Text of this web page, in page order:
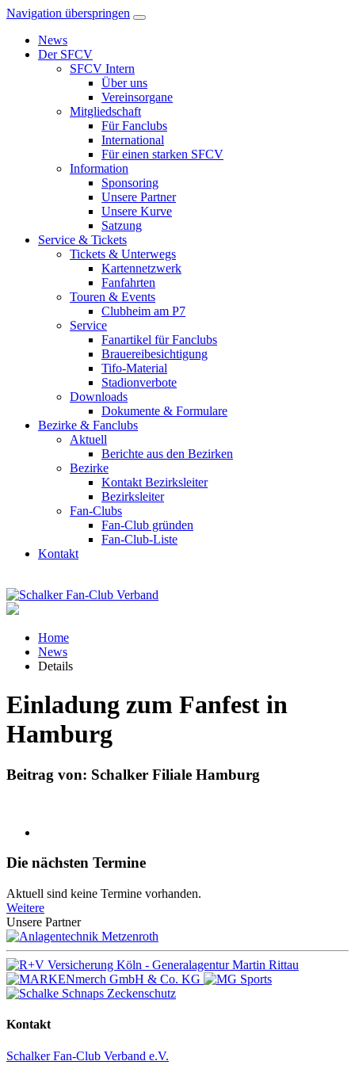
Navigation überspringen
News
Der SFCV
SFCV Intern
Über uns
Vereinsorgane
Mitgliedschaft
Für Fanclubs
International
Für einen starken SFCV
Information
Sponsoring
Unsere Partner
Unsere Kurve
Satzung
Service & Tickets
Tickets & Unterwegs
Kartennetzwerk
Fanfahrten
Touren & Events
Clubheim am P7
Service
Fanartikel für Fanclubs
Brauereibesichtigung
Tifo-Material
Stadionverbote
Downloads
Dokumente & Formulare
Bezirke & Fanclubs
Aktuell
Berichte aus den Bezirken
Bezirke
Kontakt Bezirksleiter
Bezirksleiter
Fan-Clubs
Fan-Club gründen
Fan-Club-Liste
Kontakt
Home
News
Details
Einladung zum Fanfest in
Hamburg
Beitrag von: Schalker Filiale Hamburg
Die nächsten Termine
Aktuell sind keine Termine vorhanden.
Weitere
Unsere Partner
Kontakt
Schalker Fan-Club Verband e.V.